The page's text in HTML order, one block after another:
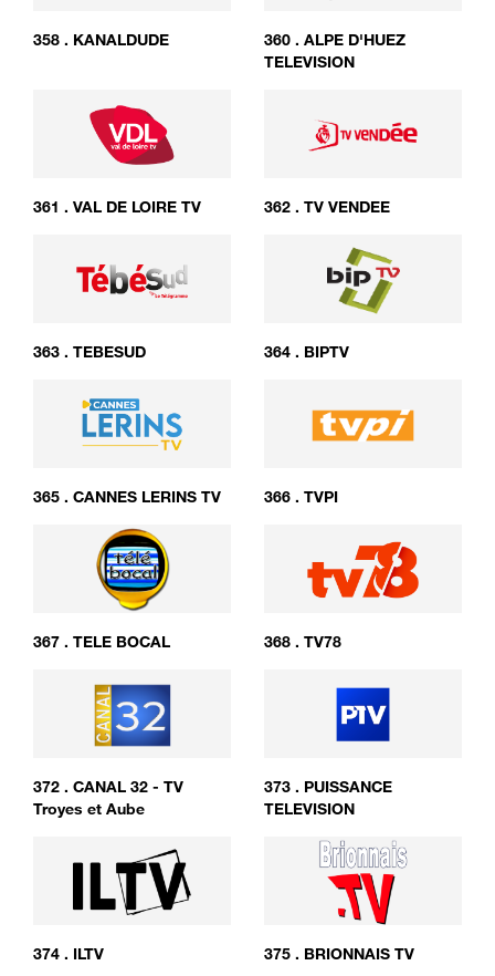
358 . KANALDUDE 360 . ALPE D'HUEZ
TELEVISION
361 . VAL DE LOIRE TV 362 . TV VENDEE
363 . TEBESUD 364 . BIPTV
365 . CANNES LERINS TV 366 . TVPI
367 . TELE BOCAL 368 . TV78
372 . CANAL 32 - TV
Troyes et Aube
373 . PUISSANCE
TELEVISION
374 . ILTV 375 . BRIONNAIS TV